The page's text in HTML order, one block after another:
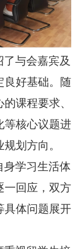
与会嘉宾及
良好基础。随
课程要求、
等核心议题进
划方向。
身学习生活体
一回应，双方
具体问题展开